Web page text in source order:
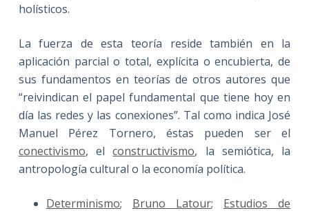
holísticos.
La fuerza de esta teoría reside también en la
aplicación parcial o total, explícita o encubierta, de
sus fundamentos en teorías de otros autores que
“reivindican el papel fundamental que tiene hoy en
día las redes y las conexiones”. Tal como indica José
Manuel Pérez Tornero, éstas pueden ser el
conectivismo, elconstructivismo, la semiótica, la
antropología cultural o la economía política.
Determinismo; Bruno Latour; Estudios de